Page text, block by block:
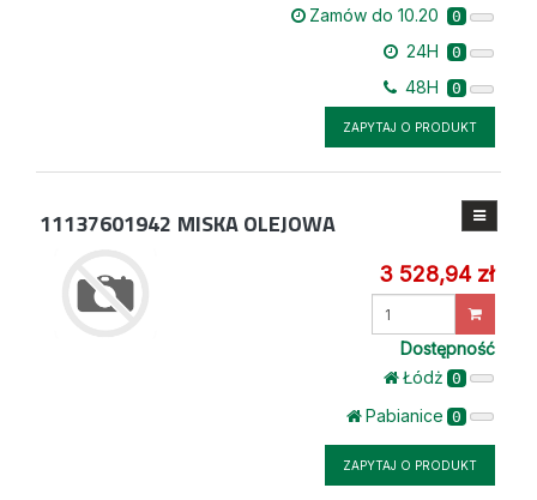
Zamów do 10.20 0
24H 0
48H 0
ZAPYTAJ O PRODUKT
11137601942 MISKA OLEJOWA
3 528,94 zł
Wprowadź
ilość
Dostępność
Łódż 0
Pabianice 0
ZAPYTAJ O PRODUKT